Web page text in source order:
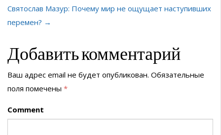
Святослав Мазур: Почему мир не ощущает наступивших
перемен? →
Добавить комментарий
Ваш адрес email не будет опубликован. Обязательные
поля помечены *
Comment